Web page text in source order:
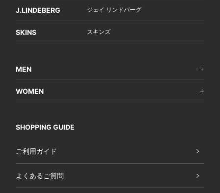
J.LINDEBERG ジェイ リンドバーグ
SKINS スキンズ
MEN
WOMEN
SHOPPING GUIDE
ご利用ガイド
よくあるご質問